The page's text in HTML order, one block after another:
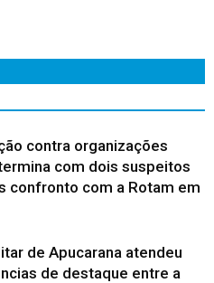
contra organizações
com dois suspeitos
confronto com a Rotam em
de Apucarana atendeu
de destaque entre a